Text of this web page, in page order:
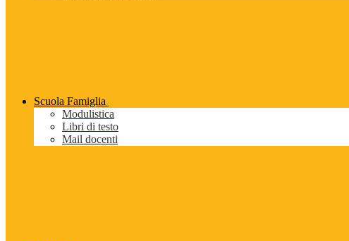
Scuola Famiglia
Modulistica
Libri di testo
Mail docenti